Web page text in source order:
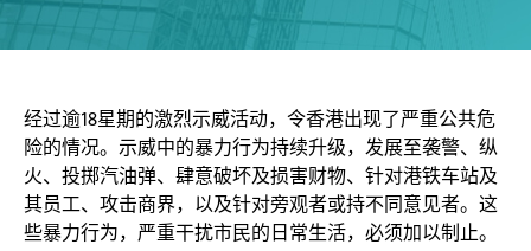
经过逾18星期的激烈示威活动，令香港出现了严重公共危
险的情况。示威中的暴力行为持续升级，发展至袭警、纵
火、投掷汽油弹、肆意破坏及损害财物、针对港铁车站及
其员工、攻击商界，以及针对旁观者或持不同意见者。这
些暴力行为，严重干扰市民的日常生活，必须加以制止。